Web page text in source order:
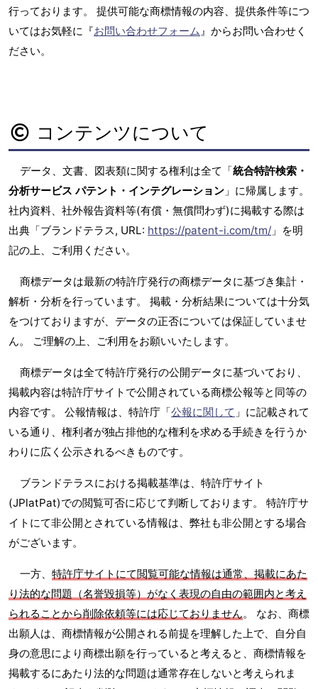
行っております。 提供可能な商標情報の内容、提供条件等につ
いてはお気軽に『お問い合わせフォーム 』からお問い合わせく
ださい。
コンテンツについて
データ、文書、図表類に関する権利は全て「統合特許検索・
分析サービス パテント・インテグレーション 」に帰属します。
社内資料、社外報告資料等(有償・無償問わず)に掲載する際は
出典「ブランドテラス, URL: https://patent-i.com/tm/ 」を明
記の上、ご利用ください。
商標データは最新の特許庁発行の商標データに基づき集計・
解析・分析を行っています。 掲載・分析結果については十分気
をつけておりますが、データの正否については保証していませ
ん。 ご理解の上、ご利用をお願いいたします。
商標データは全て特許庁発行の公開データに基づいており、
掲載内容は特許庁サイトで公開されている商標公報等と同等の
内容です。 公報情報は、特許庁「公報に関して 」に記載されて
いる通り、権利者が独占排他的な権利を求める手続きを行うか
わりに広く公示されるべきものです。
ブランドテラスにおける掲載基準は、特許庁サイト
(JPlatPat)での閲覧可否に応じて判断しております。 特許庁サ
イトにて非公開とされている情報は、弊社も非公開とする場合
がございます。
一方、 特許庁サイトにて閲覧可能な情報は通常、掲載にあた
り法的な問題（名誉毀損等）がなく表現の自由の範囲内と考え
られることから削除依頼等には応じておりません。 なお、商標
出願人は、商標情報が公開される前提を理解した上で、自分自
身の意思により商標出願を行っていると考えると、商標情報を
掲載するにあたり法的な問題は通常存在しないと考えられま